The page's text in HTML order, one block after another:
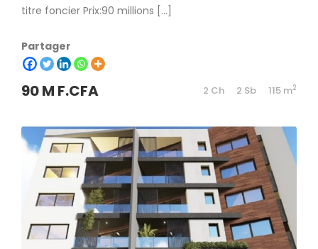
titre foncier Prix:90 millions […]
Partager
90 M F.CFA 2 Ch 2 Sb 115 m2